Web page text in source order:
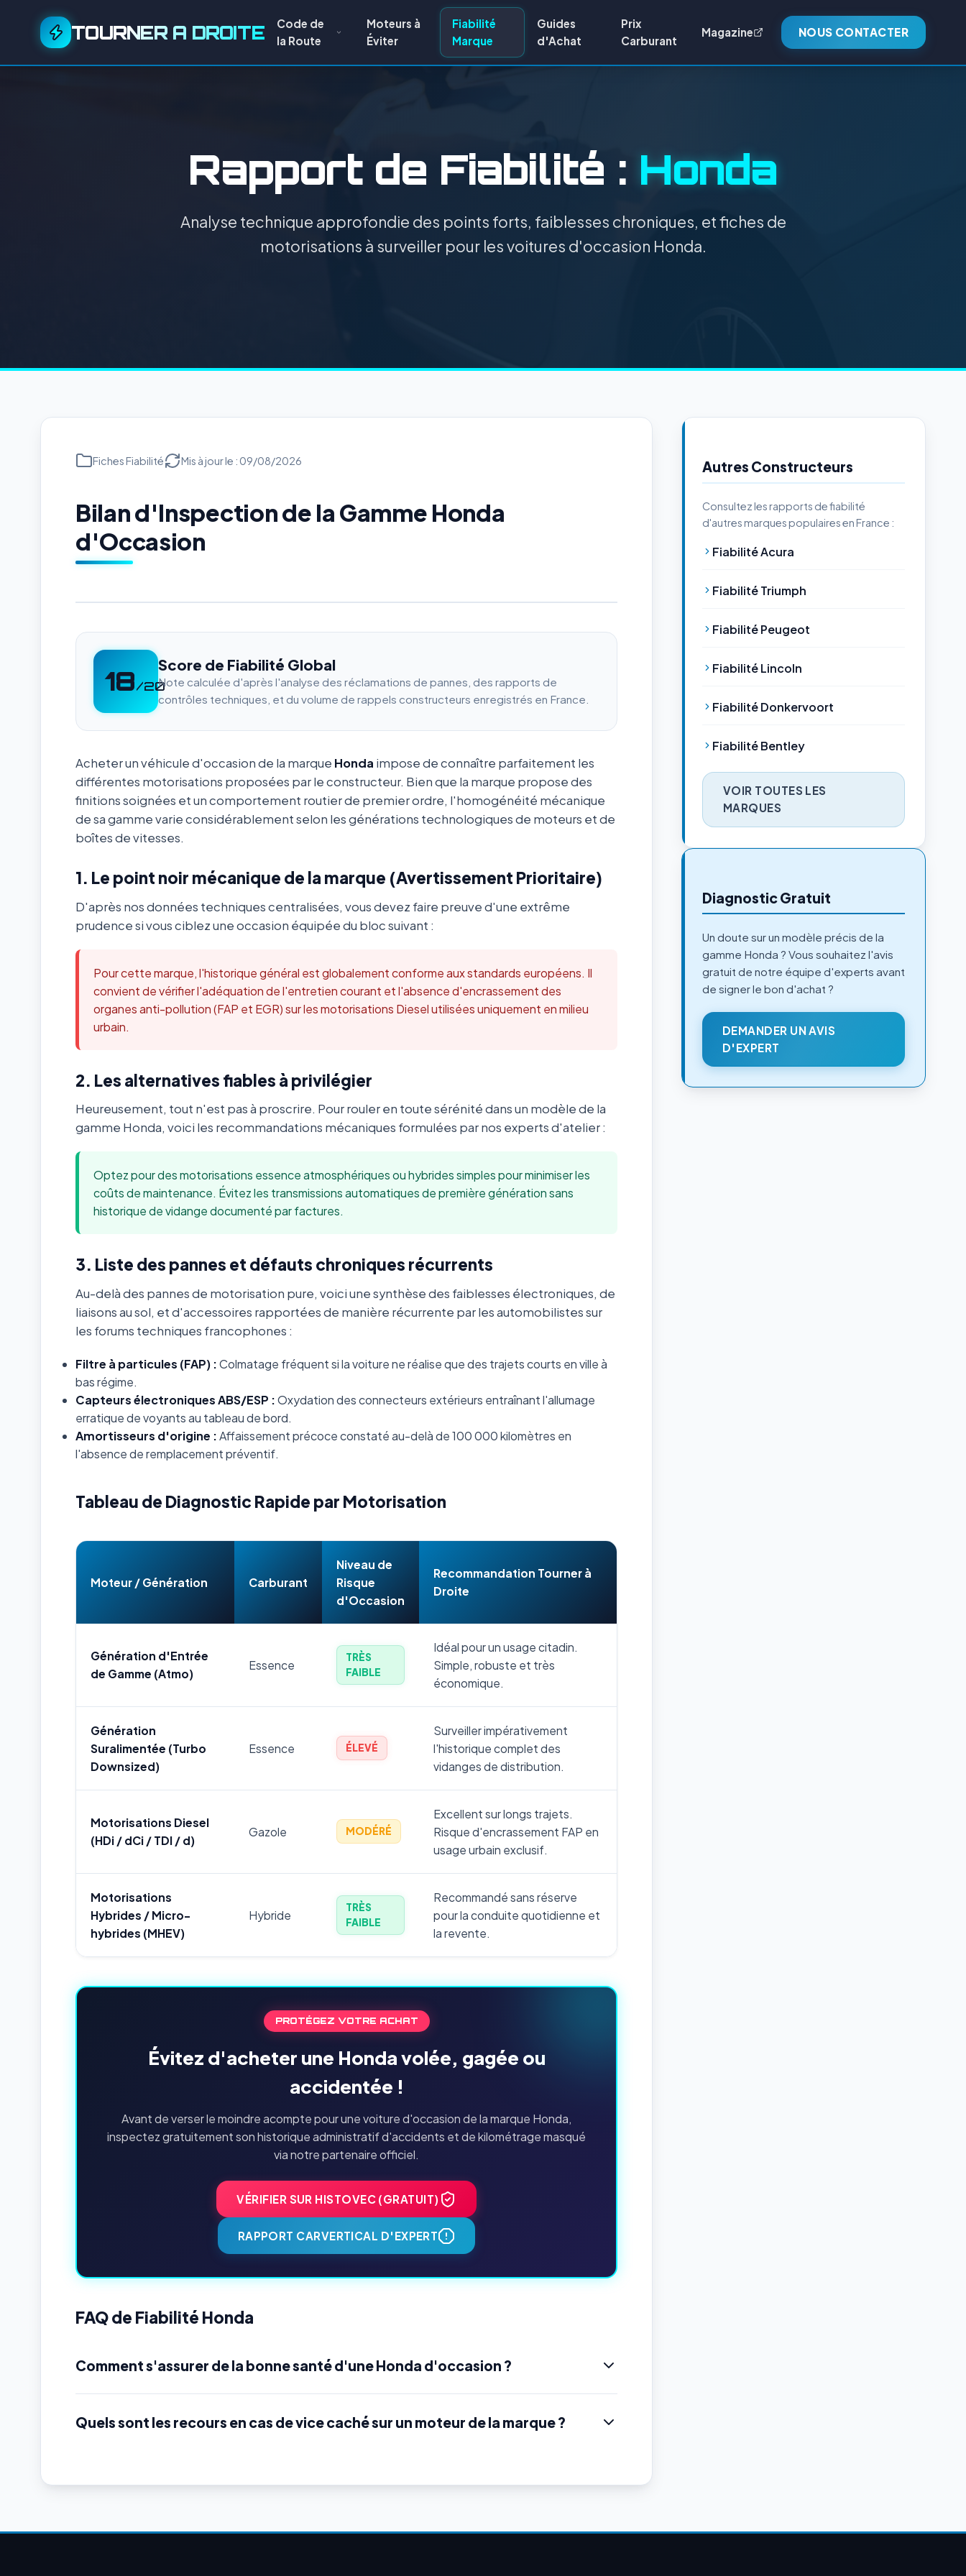
TOURNER A DROITE
Code de
la Route
Moteurs à
Éviter
Fiabilité
Marque
Guides
d'Achat
Prix
Carburant
Magazine NOUS CONTACTER
Rapport de Fiabilité : Honda
Analyse technique approfondie des points forts, faiblesses chroniques, et fiches de
motorisations à surveiller pour les voitures d'occasion Honda.
Fiches Fiabilité Mis à jour le : 09/08/2026
Bilan d'Inspection de la Gamme Honda
d'Occasion
18/20
Score de Fiabilité Global
Note calculée d'après l'analyse des réclamations de pannes, des rapports de
contrôles techniques, et du volume de rappels constructeurs enregistrés en France.
Acheter un véhicule d'occasion de la marque Honda impose de connaître parfaitement les
différentes motorisations proposées par le constructeur. Bien que la marque propose des
finitions soignées et un comportement routier de premier ordre, l'homogénéité mécanique
de sa gamme varie considérablement selon les générations technologiques de moteurs et de
boîtes de vitesses.
1. Le point noir mécanique de la marque (Avertissement Prioritaire)
D'après nos données techniques centralisées, vous devez faire preuve d'une extrême
prudence si vous ciblez une occasion équipée du bloc suivant :
Pour cette marque, l'historique général est globalement conforme aux standards européens. Il
convient de vérifier l'adéquation de l'entretien courant et l'absence d'encrassement des
organes anti-pollution (FAP et EGR) sur les motorisations Diesel utilisées uniquement en milieu
urbain.
2. Les alternatives fiables à privilégier
Heureusement, tout n'est pas à proscrire. Pour rouler en toute sérénité dans un modèle de la
gamme Honda, voici les recommandations mécaniques formulées par nos experts d'atelier :
Optez pour des motorisations essence atmosphériques ou hybrides simples pour minimiser les
coûts de maintenance. Évitez les transmissions automatiques de première génération sans
historique de vidange documenté par factures.
3. Liste des pannes et défauts chroniques récurrents
Au-delà des pannes de motorisation pure, voici une synthèse des faiblesses électroniques, de
liaisons au sol, et d'accessoires rapportées de manière récurrente par les automobilistes sur
les forums techniques francophones :
Filtre à particules (FAP) :Colmatage fréquent si la voiture ne réalise que des trajets courts en ville à
bas régime.
Capteurs électroniques ABS/ESP :Oxydation des connecteurs extérieurs entraînant l'allumage
erratique de voyants au tableau de bord.
Amortisseurs d'origine :Affaissement précoce constaté au-delà de 100 000 kilomètres en
l'absence de remplacement préventif.
Tableau de Diagnostic Rapide par Motorisation
Moteur / Génération Carburant
Niveau de
Risque
d'Occasion
Recommandation Tourner à
Droite
Génération d'Entrée
de Gamme (Atmo)
Essence
TRÈS
FAIBLE
Idéal pour un usage citadin.
Simple, robuste et très
économique.
Génération
Suralimentée (Turbo
Downsized)
Essence ÉLEVÉ
Surveiller impérativement
l'historique complet des
vidanges de distribution.
Motorisations Diesel
(HDi / dCi / TDI / d)
Gazole MODÉRÉ
Excellent sur longs trajets.
Risque d'encrassement FAP en
usage urbain exclusif.
Motorisations
Hybrides / Micro-
hybrides (MHEV)
Hybride
TRÈS
FAIBLE
Recommandé sans réserve
pour la conduite quotidienne et
la revente.
PROTÉGEZ VOTRE ACHAT
Évitez d'acheter une Honda volée, gagée ou
accidentée !
Avant de verser le moindre acompte pour une voiture d'occasion de la marque Honda,
inspectez gratuitement son historique administratif d'accidents et de kilométrage masqué
via notre partenaire officiel.
VÉRIFIER SUR HISTOVEC (GRATUIT)
RAPPORT CARVERTICAL D'EXPERT
FAQ de Fiabilité Honda
Comment s'assurer de la bonne santé d'une Honda d'occasion ?
Quels sont les recours en cas de vice caché sur un moteur de la marque ?
Autres Constructeurs
Consultez les rapports de fiabilité
d'autres marques populaires en France :
Fiabilité Acura
Fiabilité Triumph
Fiabilité Peugeot
Fiabilité Lincoln
Fiabilité Donkervoort
Fiabilité Bentley
VOIR TOUTES LES
MARQUES
Diagnostic Gratuit
Un doute sur un modèle précis de la
gamme Honda ? Vous souhaitez l'avis
gratuit de notre équipe d'experts avant
de signer le bon d'achat ?
DEMANDER UN AVIS
D'EXPERT